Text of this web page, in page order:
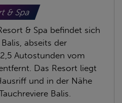
& Spa
& Spa befindet sich
abseits der
Autostunden vom
Das Resort liegt
und in der Nähe
Balis.